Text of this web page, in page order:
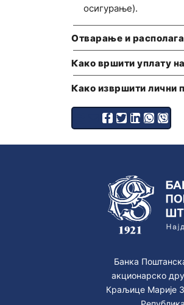
осигурање).
Отварање и
Како вршити уплату
Како извршити лични
Банка
акционарско
Краљице Марије